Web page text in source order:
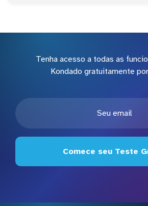
Tenha acesso a todas as
Kondado gratuitamente
Comece seu Teste